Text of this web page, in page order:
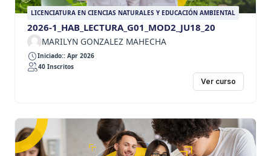
LICENCIATURA EN CIENCIAS NATURALES Y EDUCACIÓN AMBIENTAL
2026-1_HAB_LECTURA_G01_MOD2_JU18_20
MARILYN GONZALEZ MAHECHA
Iniciado:: Apr 2026
40 Inscritos
Ver curso